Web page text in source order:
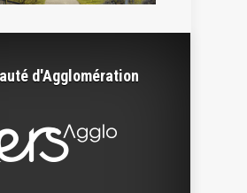
d'Agglomération